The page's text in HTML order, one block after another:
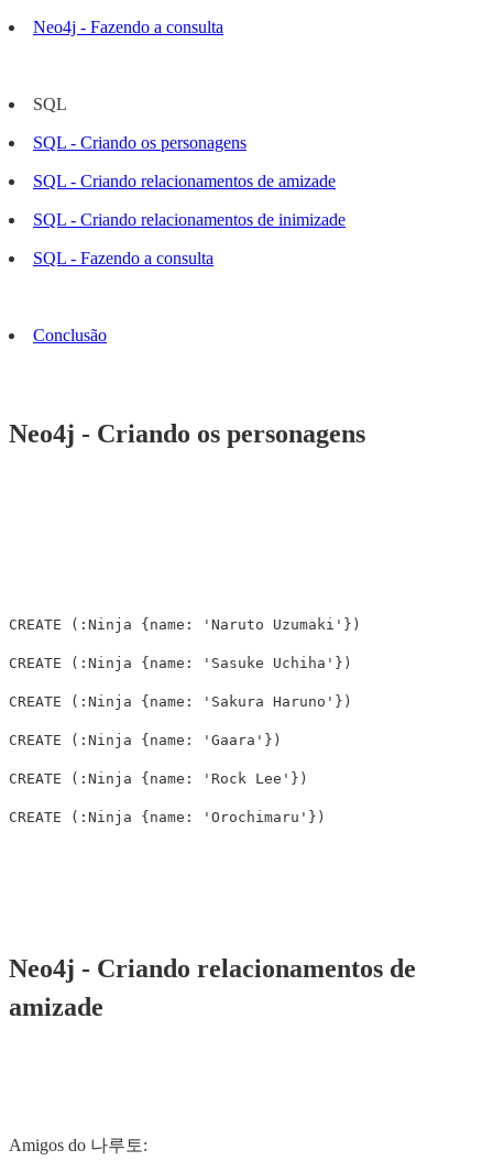
Neo4j - Fazendo a consulta
SQL
SQL - Criando os personagens
SQL - Criando relacionamentos de amizade
SQL - Criando relacionamentos de inimizade
SQL - Fazendo a consulta
Conclusão
Neo4j - Criando os personagens
CREATE ( :Ninja { name: 'Naruto Uzumaki' })
CREATE ( :Ninja { name: 'Sasuke Uchiha' })
CREATE ( :Ninja { name: 'Sakura Haruno' })
CREATE ( :Ninja { name: 'Gaara' })
CREATE ( :Ninja { name: 'Rock Lee' })
CREATE ( :Ninja { name: 'Orochimaru' })
Neo4j - Criando relacionamentos de
amizade
Amigos do 나루토: